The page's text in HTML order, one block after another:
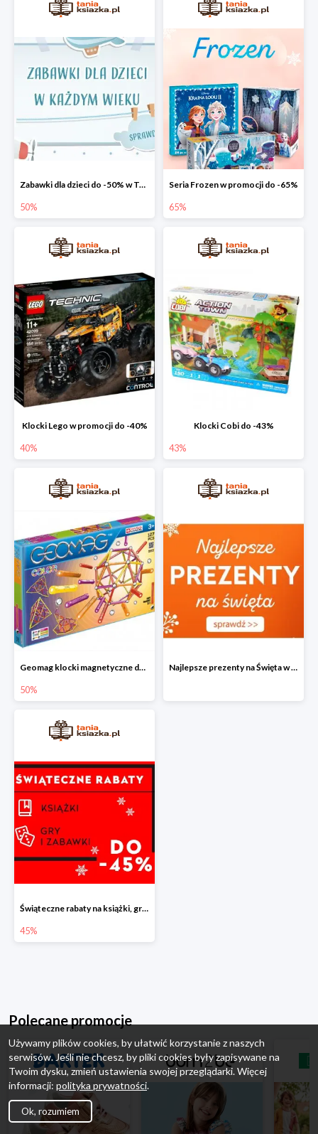
Zabawki dla dzieci do -50% w Taniej Książce
50%
Seria Frozen w promocji do -65%
65%
Klocki Lego w promocji do -40%
40%
Klocki Cobi do -43%
43%
Geomag klocki magnetyczne do -50%
50%
Najlepsze prezenty na Święta w Tania Książka
Świąteczne rabaty na książki, gry i zabawki do -45%
45%
Polecane promocje
Używamy plików cookies, by ułatwić korzystanie z naszych
serwisów. Jeśli nie chcesz, by pliki cookies były zapisywane na
Twoim dysku, zmień ustawienia swojej przeglądarki. Więcej
informacji: polityka prywatności.
Ok, rozumiem